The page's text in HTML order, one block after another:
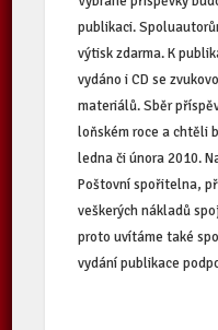
publikaci.
výtisk zdarma. K
vydáno i CD se
materiálů. Sběr
loňském roce a chtěli
ledna či února 2010.
Poštovní spořitelna,
veškerých nákladů
proto uvítáme také
vydání publikace